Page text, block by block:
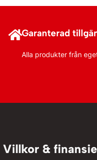
Garanterad
Alla produkter från
Villkor &